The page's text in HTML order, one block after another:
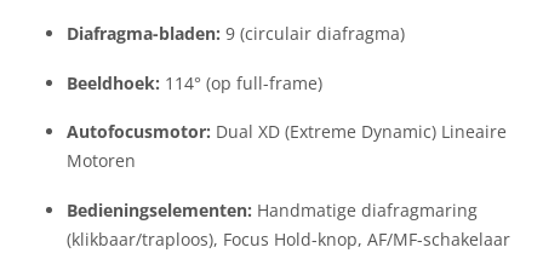
Diafragma-bladen: 9 (circulair diafragma)
Beeldhoek: 114° (op full-frame)
Autofocusmotor: Dual XD (Extreme Dynamic) Lineaire
Motoren
Bedieningselementen: Handmatige diafragmaring
(klikbaar/traploos), Focus Hold-knop, AF/MF-schakelaar